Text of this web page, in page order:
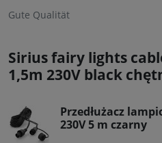
Gute Qualität
Sirius fairy lights
1,5m 230V black
Przedłużacz
230V 5 m czarny